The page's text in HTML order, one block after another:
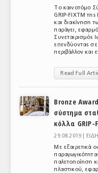
ΕΜΠΟΡΙΚΟΙ ΑΝΤΙΠΡΟΣΩΠΟΙ
ΝΟΜΟΘΕΣΙΑ
ΕΛΛΗΝΙΚΗ ΝΟΜΟΘΕΣΙΑ
Το καινοτόμο
GRIP-FIXTM της
και διακίνηση
παράγει,
Συνεταιρισμός
επενδύοντας σε
περιβάλλον και
Read Full
Bronze
σύστημα
κόλλα GRIP-
29.08.2019 |
Με εξαιρετικά
παλετοποίηση
πλαστικού,